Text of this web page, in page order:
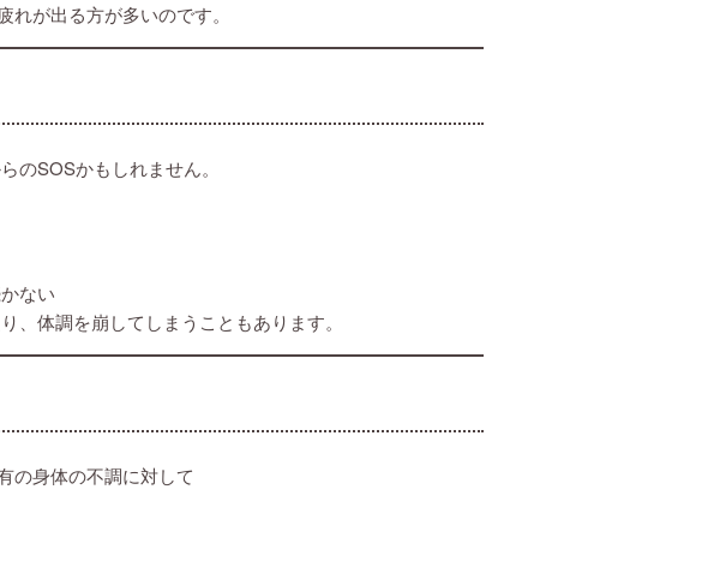
が出る方が多いのです。
のSOSかもしれません。
ない
、体調を崩してしまうこともあります。
の身体の不調に対して